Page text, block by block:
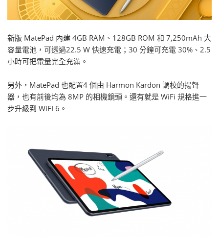
新版 MatePad 內建 4GB RAM、128GB ROM 和 7,250mAh 大
容量電池，可透過22.5 W 快速充電；30 分鐘可充電 30%、2.5
小時可把電量完全充滿。
另外，MatePad 也配置4 個由 Harmon Kardon 調校的揚聲
器，也有前後均為 8MP 的相機鏡頭。還有就是 WiFi 規格進一
步升級到 WiFI 6。